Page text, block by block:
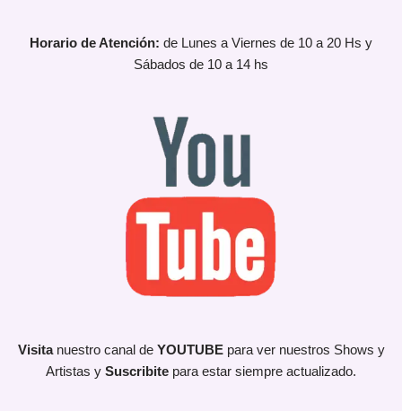
Horario de Atención: de Lunes a Viernes de 10 a 20 Hs y
Sábados de 10 a 14 hs
Visita nuestro canal de YOUTUBEpara ver nuestros Shows y
Artistas y Suscribite para estar siempre actualizado.